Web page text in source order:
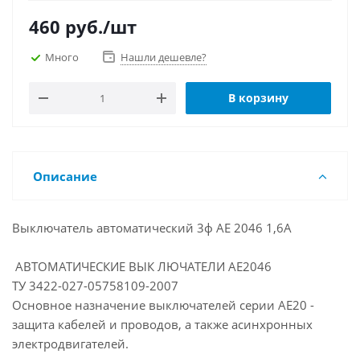
460 руб./шт
Много Нашли дешевле?
В корзину
Описание
Выключатель автоматический 3ф АЕ 2046 1,6А
АВТОМАТИЧЕСКИЕ ВЫК ЛЮЧАТЕЛИ АЕ2046
ТУ 3422-027-05758109-2007
Основное назначение выключателей серии АЕ20 -
защита кабелей и проводов, а также асинхронных
электродвигателей.